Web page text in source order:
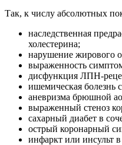
Так, к числу абсолютных
наследственная
холестерина;
нарушение жирового
выраженность
дисфункция ЛПН-
ишемическая болезнь
аневризма брюшной
выраженный стеноз
сахарный диабет в
острый коронарный
инфаркт или инсульт в